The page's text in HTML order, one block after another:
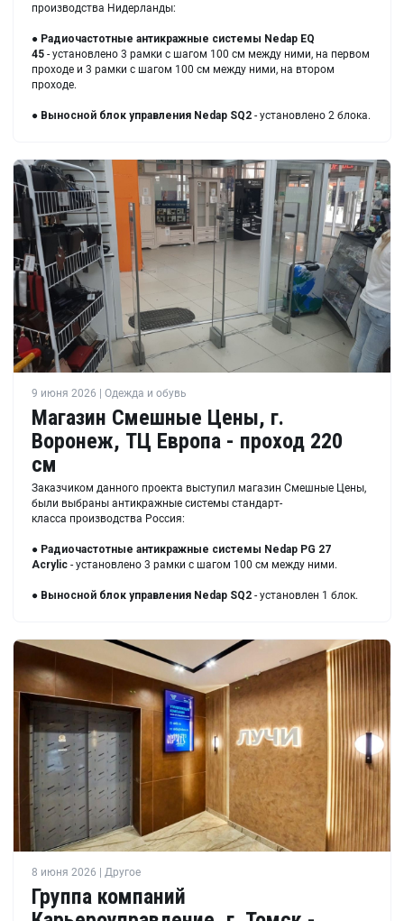
производства Нидерланды:
● Радиочастотные антикражные системы Nedap EQ
45 - установлено 3 рамки с шагом 100 см между ними, на первом
проходе и 3 рамки с шагом 100 см между ними, на втором
проходе.
● Выносной блок управления Nedap SQ2 - установлено 2 блока.
9 июня 2026 | Одежда и обувь
Магазин Смешные Цены, г.
Воронеж, ТЦ Европа - проход 220
см
Заказчиком данного проекта выступил магазин Смешные Цены,
были выбраны антикражные системы стандарт-
класса производства Россия:
● Радиочастотные антикражные системы Nedap PG 27
Acrylic - установлено 3 рамки с шагом 100 см между ними.
● Выносной блок управления Nedap SQ2 - установлен 1 блок.
8 июня 2026 | Другое
Группа компаний